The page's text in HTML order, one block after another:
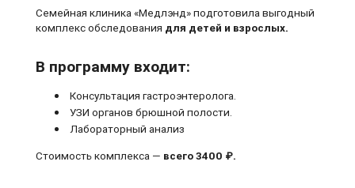
Семейная клиника «Медлэнд» подготовила выгодный
комплекс обследования для детей и взрослых.
В программу входит:
Консультация гастроэнтеролога.
УЗИ органов брюшной полости.
Лабораторный анализ
Стоимость комплекса — всего 3400 ₽.